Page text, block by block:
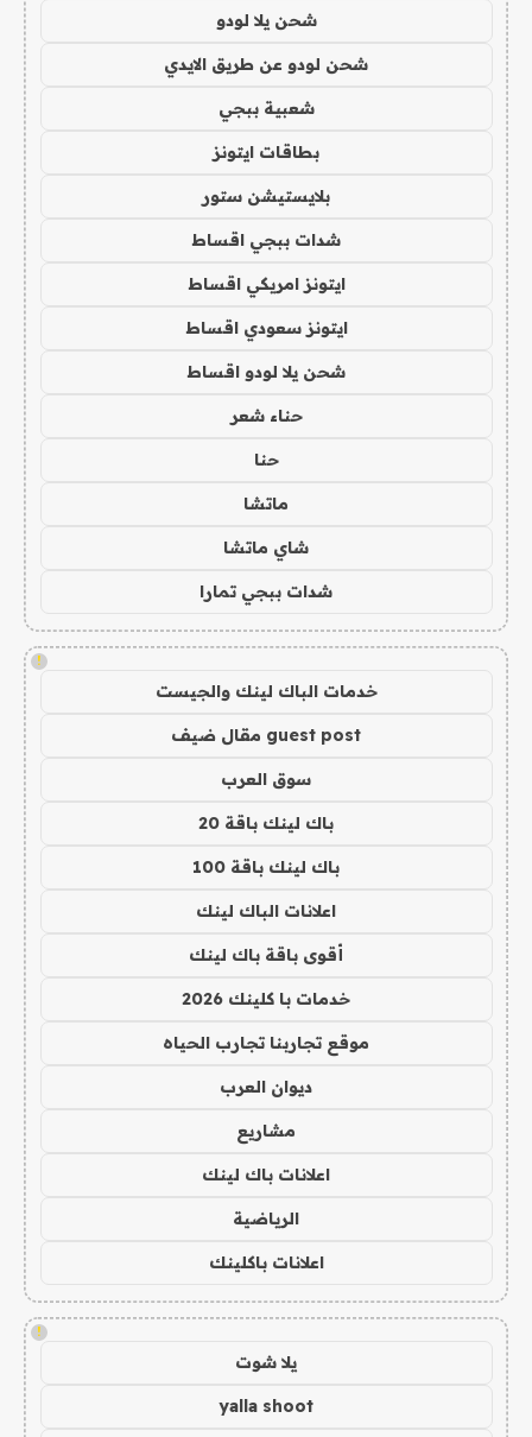
شحن يلا لودو
شحن لودو عن طريق الايدي
شعبية ببجي
بطاقات ايتونز
بلايستيشن ستور
شدات ببجي اقساط
ايتونز امريكي اقساط
ايتونز سعودي اقساط
شحن يلا لودو اقساط
حناء شعر
حنا
ماتشا
شاي ماتشا
شدات ببجي تمارا
!
خدمات الباك لينك والجيست
guest post مقال ضيف
سوق العرب
باك لينك باقة 20
باك لينك باقة 100
اعلانات الباك لينك
أقوى باقة باك لينك
خدمات با كلينك 2026
موقع تجاربنا تجارب الحياه
ديوان العرب
مشاريع
اعلانات باك لينك
الرياضية
اعلانات باكلينك
!
يلا شوت
yalla shoot